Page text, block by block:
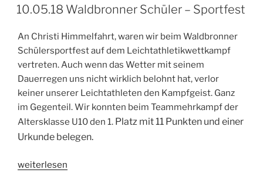
AM
10.05.18 Waldbronner Schüler – Sportfest
An Christi Himmelfahrt, waren wir beim Waldbronner
Schülersportfest auf dem Leichtathletikwettkampf
vertreten. Auch wenn das Wetter mit seinem
Dauerregen uns nicht wirklich belohnt hat, verlor
keiner unserer Leichtathleten den Kampfgeist. Ganz
im Gegenteil. Wir konnten beim Teammehrkampf der
Altersklasse U10 den 1. Platz mit 11 Punkten und einer
Urkunde belegen.
„10.05.18
weiterlesen